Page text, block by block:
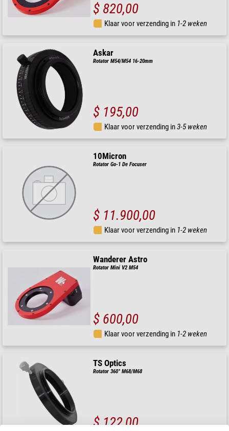
$ 820,00
Klaar voor verzending in 1-2 weken
Askar
Rotator M54/M54 16-20mm
$ 195,00
Klaar voor verzending in3-5 weken
10Micron
Rotator Go-1 De Focuser
$ 11.900,00
Klaar voor verzending in 1-2 weken
Wanderer Astro
Rotator Mini V2 M54
$ 600,00
Klaar voor verzending in 1-2 weken
TS Optics
Rotator 360° M68/M68
$ 122,00